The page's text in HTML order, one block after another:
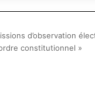
d’observation
constitutionnel »